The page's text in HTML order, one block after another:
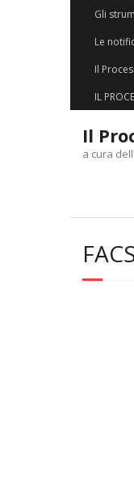
Gli
Le
Il
IL
Il
a cura